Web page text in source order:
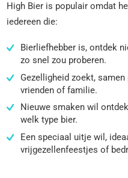
High Bier is populair omdat
iedereen die:
Bierliefhebber is, ontdek
zo snel zou proberen.
Gezelligheid zoekt,
vrienden of familie.
Nieuwe smaken wil
welk type bier.
Een speciaal uitje wil,
vrijgezellenfeestjes of